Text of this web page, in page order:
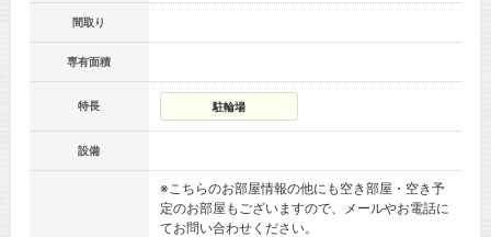
間取り
専有面積
特長 駐輪場
設備
※こちらのお部屋情報の他にも空き部屋・空き予
定のお部屋もございますので、メールやお電話に
てお問い合わせください。